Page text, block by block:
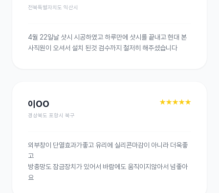
전북특별자치도 익산시
4월 22일날 샷시 시공하였고 하루만에 샷시를 끝내고 현대 본
사직원이 오셔서 설치 된것 검수까지 철저히 해주셨습니다
이OO
경상북도 포항시 북구
★★★★★
외부창이 단열효과가좋고 유리에 실리콘마감이 아니라 더욱좋
고
방충망도 잠금장치가 있어서 바람에도 움직이지않아서 넘좋아
요